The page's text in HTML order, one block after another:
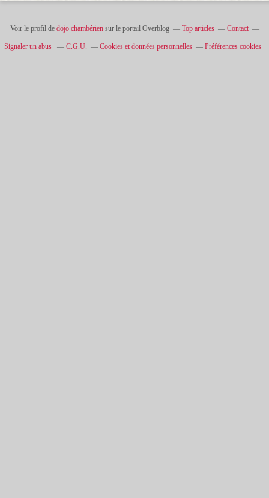
Voir le profil de dojo chambériensur le portail Overblog Top articles Contact
Signaler un abus C.G.U. Cookies et données personnelles Préférences cookies